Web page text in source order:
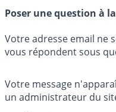
Poser une question à
Votre adresse email ne
vous répondent sous
Votre message
un administrateur du